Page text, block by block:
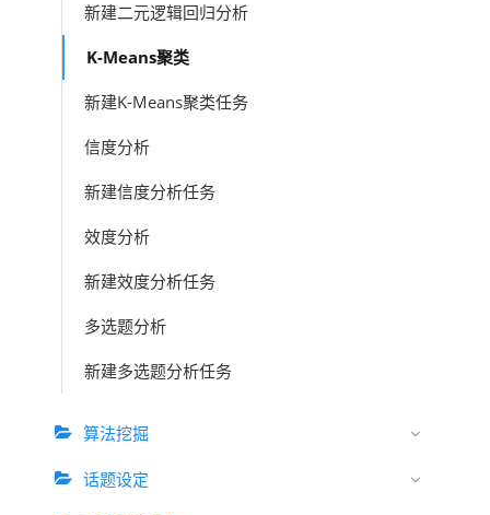
新建二元逻辑回归分析
K-Means聚类
新建K-Means聚类任务
信度分析
新建信度分析任务
效度分析
新建效度分析任务
多选题分析
新建多选题分析任务
算法挖掘
话题设定